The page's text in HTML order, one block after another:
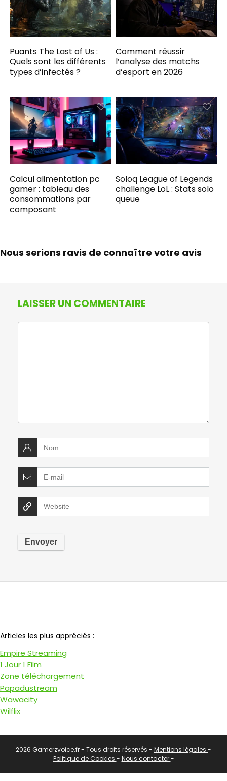
Puants The Last of Us :
Quels sont les différents
types d’infectés ?
Comment réussir
l’analyse des matchs
d’esport en 2026
Calcul alimentation pc
gamer : tableau des
consommations par
composant
Soloq League of Legends
challenge LoL : Stats solo
queue
Nous serions ravis de connaître votre avis
LAISSER UN COMMENTAIRE
Articles les plus appréciés :
Empire Streaming
1 Jour 1 Film
Zone téléchargement
Papadustream
Wawacity
Wilflix
2026 Gamerzvoice.fr - Tous droits réservés - Mentions légales -
Politique de Cookies - Nous contacter-